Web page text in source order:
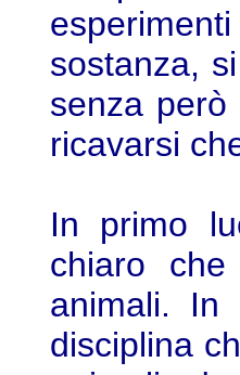
sostanza,
senza
ricavarsi
In primo
chiaro
animali. In
disciplina